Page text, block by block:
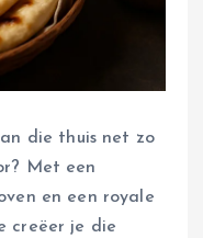
die thuis net zo
Met een
en een royale
creëer je die